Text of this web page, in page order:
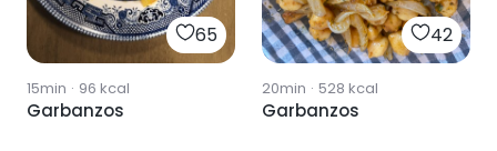
65
15min · 96 kcal
Garbanzos
42
20min · 528 kcal
Garbanzos